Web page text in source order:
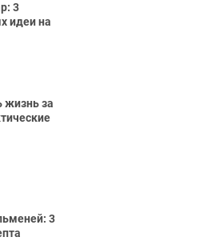
3
идеи на
жизнь за
3